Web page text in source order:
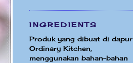
INGREDIENTS
Produk yang dibuat di dapur
Ordinary Kitchen,
menggunakan bahan-bahan